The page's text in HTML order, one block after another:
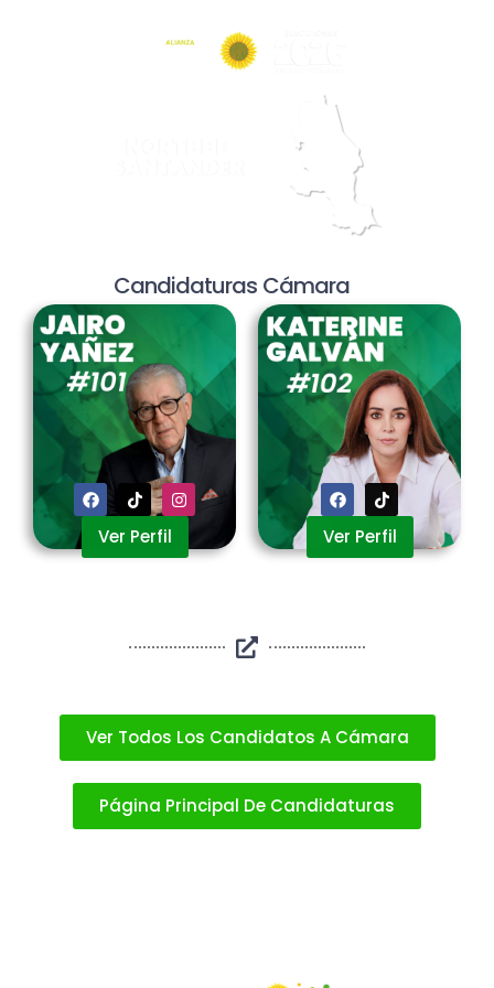
Candidaturas Cámara
Ver Perfil Ver Perfil
Ver Todos Los Candidatos A Cámara
Página Principal De Candidaturas